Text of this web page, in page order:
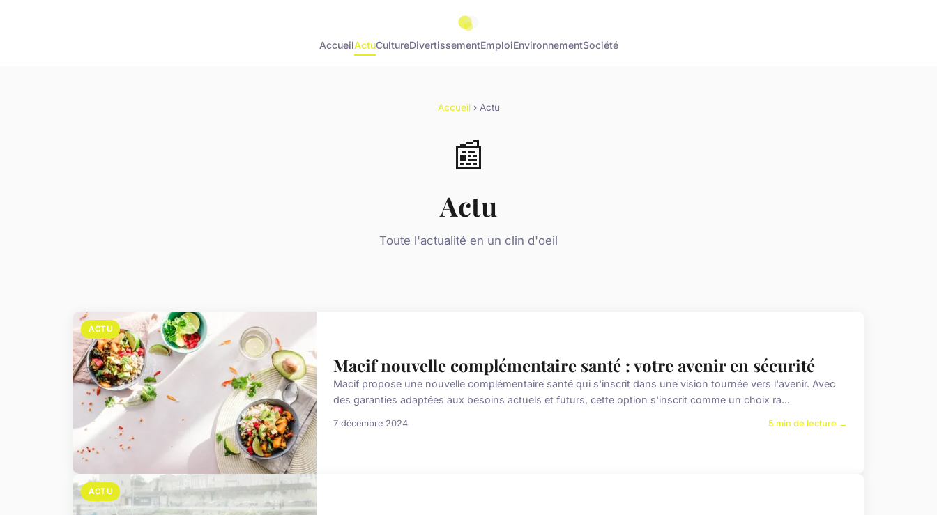
AccueilActuCultureDivertissementEmploiEnvironnementSociété
Accueil› Actu
📰
Actu
Toute l'actualité en un clin d'oeil
ACTU
Macif nouvelle complémentaire santé : votre avenir en sécurité
Macif propose une nouvelle complémentaire santé qui s'inscrit dans une vision tournée vers l'avenir. Avec
des garanties adaptées aux besoins actuels et futurs, cette option s'inscrit comme un choix ra...
7 décembre 2024 5 min de lecture →
ACTU